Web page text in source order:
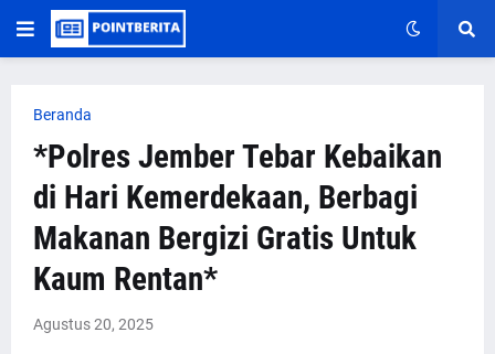
Beranda
*Polres Jember Tebar Kebaikan
di Hari Kemerdekaan, Berbagi
Makanan Bergizi Gratis Untuk
Kaum Rentan*
Agustus 20, 2025